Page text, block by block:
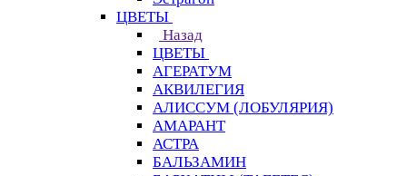
ЦВЕТЫ
Назад
ЦВЕТЫ
АГЕРАТУМ
АКВИЛЕГИЯ
АЛИССУМ (ЛОБУЛЯРИЯ)
АМАРАНТ
АСТРА
БАЛЬЗАМИН